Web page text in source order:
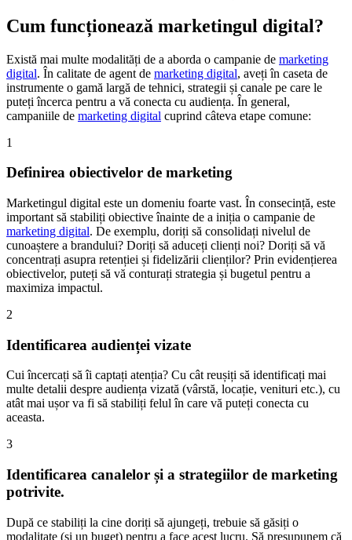
Cum funcționează marketingul digital?
Există mai multe modalități de a aborda o campanie de marketing
digital. În calitate de agent de marketing digital, aveți în caseta de
instrumente o gamă largă de tehnici, strategii și canale pe care le
puteți încerca pentru a vă conecta cu audiența. În general,
campaniile de marketing digital cuprind câteva etape comune:
1
Definirea obiectivelor de marketing
Marketingul digital este un domeniu foarte vast. În consecință, este
important să stabiliți obiective înainte de a iniția o campanie de
marketing digital. De exemplu, doriți să consolidați nivelul de
cunoaștere a brandului? Doriți să aduceți clienți noi? Doriți să vă
concentrați asupra retenției și fidelizării clienților? Prin evidențierea
obiectivelor, puteți să vă conturați strategia și bugetul pentru a
maximiza impactul.
2
Identificarea audienței vizate
Cui încercați să îi captați atenția? Cu cât reușiți să identificați mai
multe detalii despre audiența vizată (vârstă, locație, venituri etc.), cu
atât mai ușor va fi să stabiliți felul în care vă puteți conecta cu
aceasta.
3
Identificarea canalelor și a strategiilor de marketing
potrivite.
După ce stabiliți la cine doriți să ajungeți, trebuie să găsiți o
modalitate (și un buget) pentru a face acest lucru. Să presupunem că